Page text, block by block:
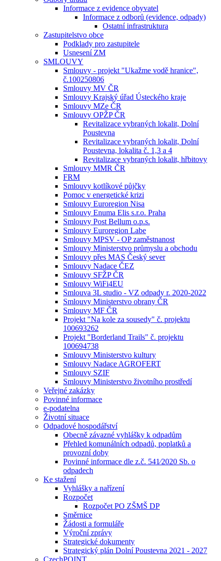
Informace z evidence obyvatel
Informace z odborů (evidence, odpady)
Ostatní infrastruktura
Zastupitelstvo obce
Podklady pro zastupitele
Usnesení ZM
SMLOUVY
Smlouvy - projekt "Ukažme vodě hranice",
č.100250806
Smlouvy MV ČR
Smlouvy Krajský úřad Ústeckého kraje
Smlouvy MZe ČR
Smlouvy OPŽP ČR
Revitalizace vybraných lokalit, Dolní
Poustevna
Revitalizace vybraných lokalit, Dolní
Poustevna, lokalita č. 1,3 a 4
Revitalizace vybraných lokalit, hřbitovy
Smlouvy MMR ČR
FRM
Smlouvy kotlíkové půjčky
Pomoc v energetické krizi
Smlouvy Euroregion Nisa
Smlouvy Enuma Elis s.r.o. Praha
Smlouvy Post Bellum o.p.s.
Smlouvy Euroregion Labe
Smlouvy MPSV - OP zaměstnanost
Smlouvy Ministerstvo průmyslu a obchodu
Smlouvy přes MAS Český sever
Smlouvy Nadace ČEZ
Smlouvy SFŽP ČR
Smlouvy WiFi4EU
Smlouva 3L studio - VZ odpady r. 2020-2022
Smlouvy Ministerstvo obrany ČR
Smlouvy MF ČR
Projekt "Na kole za sousedy" č. projektu
100693262
Projekt "Borderland Trails" č. projektu
100694738
Smlouvy Ministerstvo kultury
Smlouvy Nadace AGROFERT
Smlouvy SZIF
Smlouvy Ministerstvo životního prostředí
Veřejné zakázky
Povinné informace
e-podatelna
Životní situace
Odpadové hospodářství
Obecně závazné vyhlášky k odpadům
Přehled komunálních odpadů, poplatků a
provozní doby
Povinné informace dle z.č. 541⁄2020 Sb. o
odpadech
Ke stažení
Vyhlášky a nařízení
Rozpočet
Rozpočet PO ZŠMŠ DP
Směrnice
Žádosti a formuláře
Výroční zprávy
Strategické dokumenty
Strategický plán Dolní Poustevna 2021 - 2027
CzechPOINT